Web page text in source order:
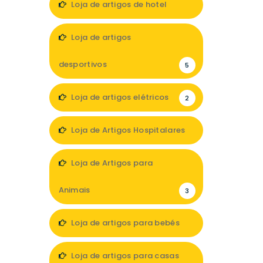
Loja de artigos de hotel
Loja de artigos
desportivos 5
Loja de artigos elétricos 2
Loja de Artigos Hospitalares
Loja de Artigos para
Animais 3
Loja de artigos para bebés
Loja de artigos para casas